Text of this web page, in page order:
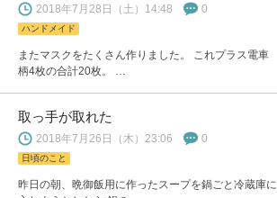
2018年7月28日（土）14:48 0
ハンドメイド
またマスクをたくさん作りました。 これプラス電車
柄4枚の合計20枚。 …
取っ手が取れた
2018年7月26日（木）23:06 0
日頃のこと
昨日の朝、晩御飯用に作ったスープを鍋ごと冷蔵庫に